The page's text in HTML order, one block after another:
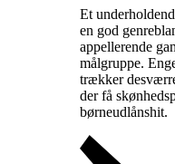
Et
en god
appellerende
målgruppe.
trækker
der få
børneudlånshit.